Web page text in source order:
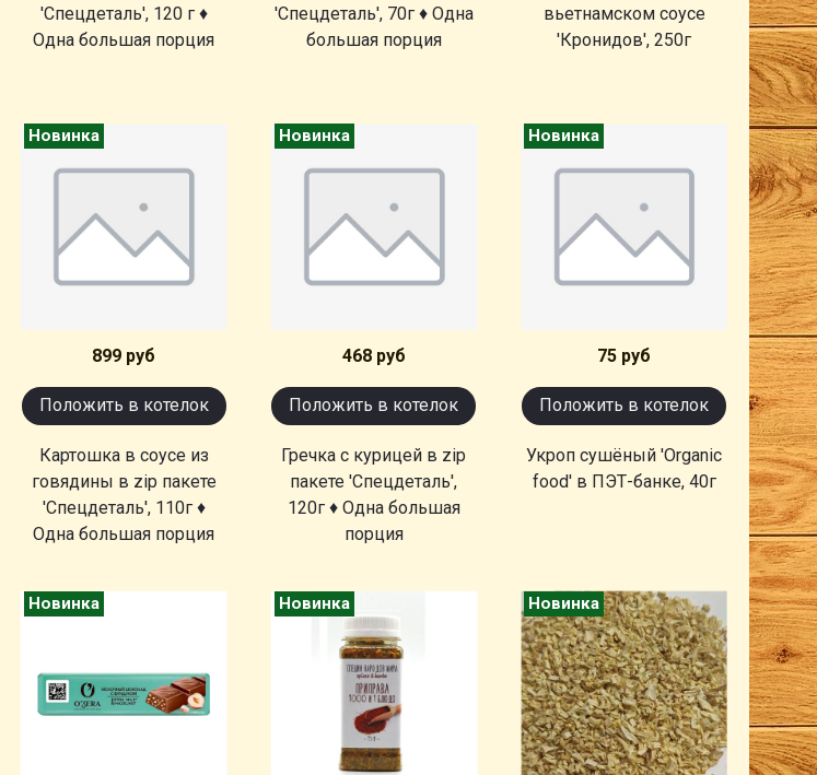
'Спецдеталь', 120 г ♦
Одна большая порция
'Спецдеталь', 70г ♦ Одна
большая порция
вьетнамском соусе
'Кронидов', 250г
Новинка
899 руб
Положить в котелок
Картошка в соусе из
говядины в zip пакете
'Спецдеталь', 110г ♦
Одна большая порция
Новинка
468 руб
Положить в котелок
Гречка с курицей в zip
пакете 'Спецдеталь',
120г ♦ Одна большая
порция
Новинка
75 руб
Положить в котелок
Укроп сушёный 'Organic
food' в ПЭТ-банке, 40г
Новинка Новинка Новинка